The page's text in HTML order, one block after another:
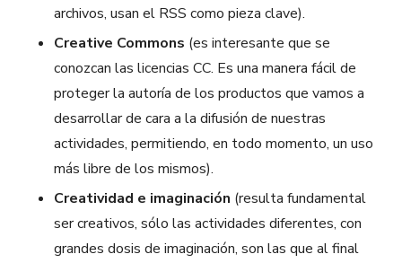
archivos, usan el RSS como pieza clave).
Creative Commons (es interesante que se
conozcan las licencias CC. Es una manera fácil de
proteger la autoría de los productos que vamos a
desarrollar de cara a la difusión de nuestras
actividades, permitiendo, en todo momento, un uso
más libre de los mismos).
Creatividad e imaginación (resulta fundamental
ser creativos, sólo las actividades diferentes, con
grandes dosis de imaginación, son las que al final